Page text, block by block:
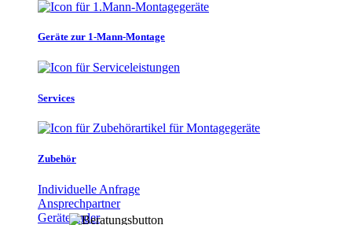
Geräte zur 1-Mann-Montage
Services
Zubehör
Individuelle Anfrage
Ansprechpartner
Gerätefinder